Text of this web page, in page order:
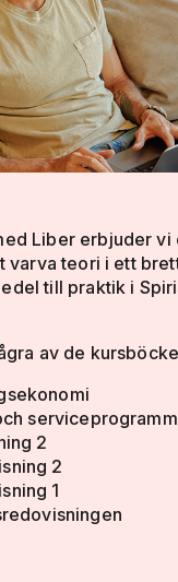
Liber erbjuder vi
varva teori i ett
till praktik i
av de
2
2
1